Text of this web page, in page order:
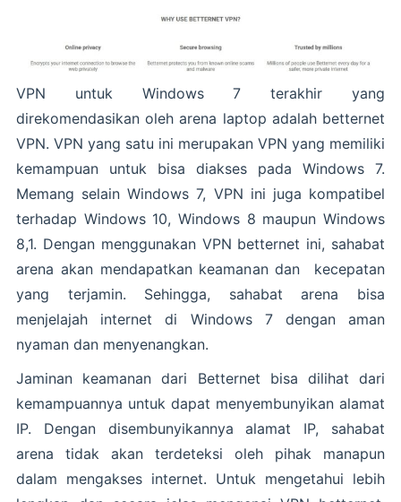
VPN untuk Windows 7 terakhir yang
direkomendasikan oleh arena laptop adalah betternet
VPN. VPN yang satu ini merupakan VPN yang memiliki
kemampuan untuk bisa diakses pada Windows 7.
Memang selain Windows 7, VPN ini juga kompatibel
terhadap Windows 10, Windows 8 maupun Windows
8,1. Dengan menggunakan VPN betternet ini, sahabat
arena akan mendapatkan keamanan dan kecepatan
yang terjamin. Sehingga, sahabat arena bisa
menjelajah internet di Windows 7 dengan aman
nyaman dan menyenangkan.
Jaminan keamanan dari Betternet bisa dilihat dari
kemampuannya untuk dapat menyembunyikan alamat
IP. Dengan disembunyikannya alamat IP, sahabat
arena tidak akan terdeteksi oleh pihak manapun
dalam mengakses internet. Untuk mengetahui lebih